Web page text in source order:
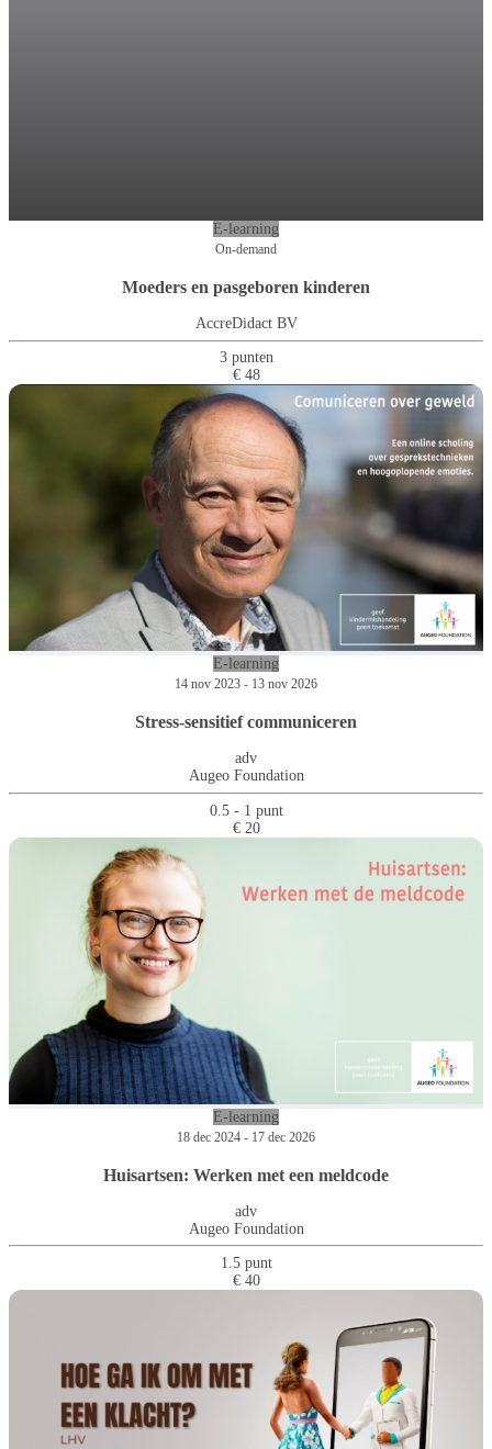
E-learning
On-demand
Moeders en pasgeboren kinderen
AccreDidact BV
3 punten
€ 48
E-learning
14 nov 2023 - 13 nov 2026
Stress-sensitief communiceren
adv
Augeo Foundation
0.5 - 1 punt
€ 20
E-learning
18 dec 2024 - 17 dec 2026
Huisartsen: Werken met een meldcode
adv
Augeo Foundation
1.5 punt
€ 40